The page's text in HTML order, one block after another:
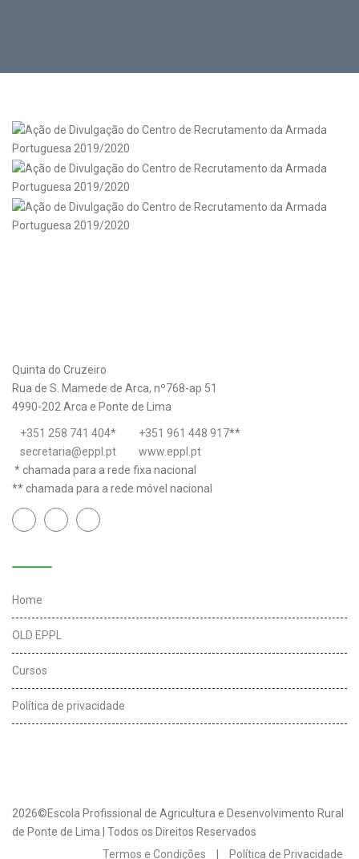
Quinta do Cruzeiro
Rua de S. Mamede de Arca, nº768-ap 51
4990-202 Arca e Ponte de Lima
+351 258 741 404* +351 961 448 917**
secretaria@eppl.pt
www.eppl.pt
* chamada para a rede fixa nacional
** chamada para a rede móvel nacional
Home
OLD EPPL
Cursos
Política de privacidade
2026©Escola Profissional de Agricultura e Desenvolvimento Rural
de Ponte de Lima | Todos os Direitos Reservados
Termos e Condições
Política de Privacidade